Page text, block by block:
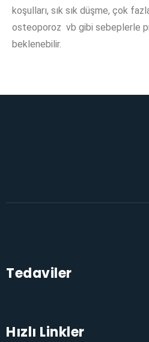
koşulları, sık sık düşme, çok
osteoporoz vb gibi sebeplerle
beklenebilir.
Tedaviler
Hızlı Linkler